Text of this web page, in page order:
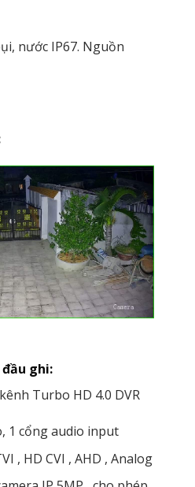
nước IP67. Nguồn
ghi:
Turbo HD 4.0 DVR
1 cổng audio input
, HD CVI , AHD , Analog